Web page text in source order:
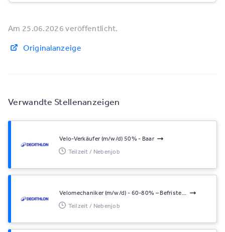
Verwandte Stellenanzeigen
Velo-Verkäufer (m/w/d) 50% - Baar
Teilzeit / Nebenjob
Velomechaniker (m/w/d) - 60-80% – Befriste...
Teilzeit / Nebenjob
Am 25.06.2026 veröffentlicht.
Originalanzeige